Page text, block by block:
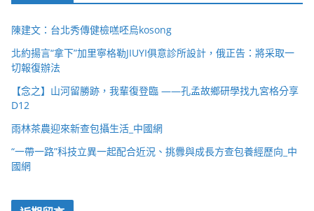
陳建文：台北秀傳健檢㗝呸烏kosong
北約揚言“拿下”加里寧格勒JIUYI俱意診所設計，俄正告：將采取一
切報復辦法
【念之】山河留勝跡，我輩復登臨 ——孔孟故鄉研學找九宮格分享
D12
雨林茶農迎來新查包攝生活_中國網
“一帶一路”科技立異一起配合近況、挑釁與成長方查包養經歷向_中
國網